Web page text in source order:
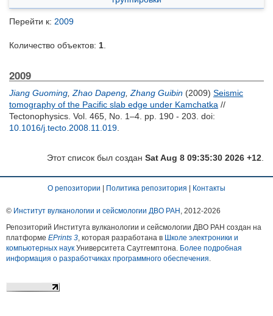
Перейти к: 2009
Количество объектов: 1
2009
Jiang Guoming Zhao Dapeng Zhang Guibin (2009) Seismic
tomography of the Pacific slab edge under Kamchatka //
Tectonophysics. Vol. 465, No. 1–4. pp. 190 - 203. doi:
10.1016/j.tecto.2008.11.019
Этот список был создан Sat Aug 8 09:35:30 2026 +12
О репозитории Политика репозитория Контакты
© Институт вулканологии и сейсмологии ДВО РАН , 2012-2026
Репозиторий Института вулканологии и сейсмологии ДВО РАН создан на
платформе EPrints 3, которая разработана в Школе электроники и
компьютерных наук Университета Саутгемптона. Более подробная
информация о разработчиках программного обеспечения.